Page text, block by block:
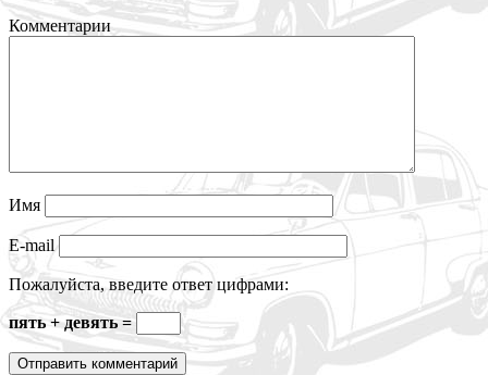
Комментарии
Имя
E-mail
Пожалуйста, введите ответ цифрами:
пять + девять =